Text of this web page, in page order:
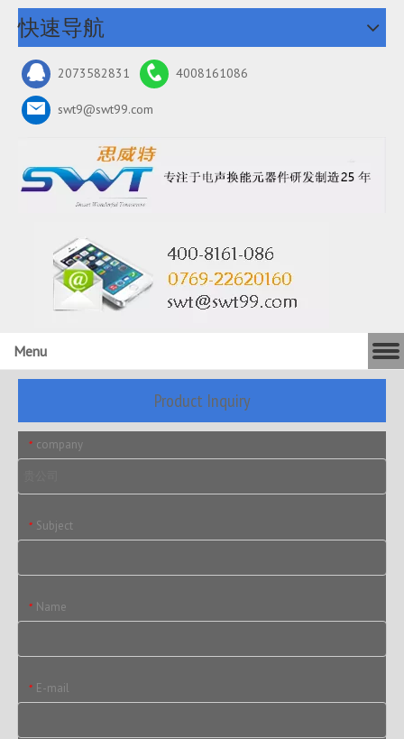
快速导航
2073582831 4008161086
swt9@swt99.com
Menu
Product Inquiry
* company
* Subject
* Name
* E-mail